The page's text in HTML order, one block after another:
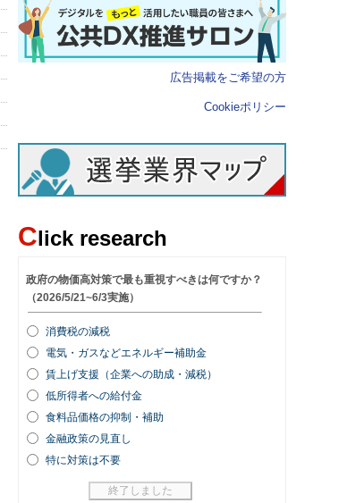
広告掲載をご希望の方
Cookieポリシー
Click research